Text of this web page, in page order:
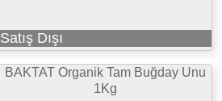
Satış Dışı
BAKTAT Organik Tam Buğday Unu
1Kg